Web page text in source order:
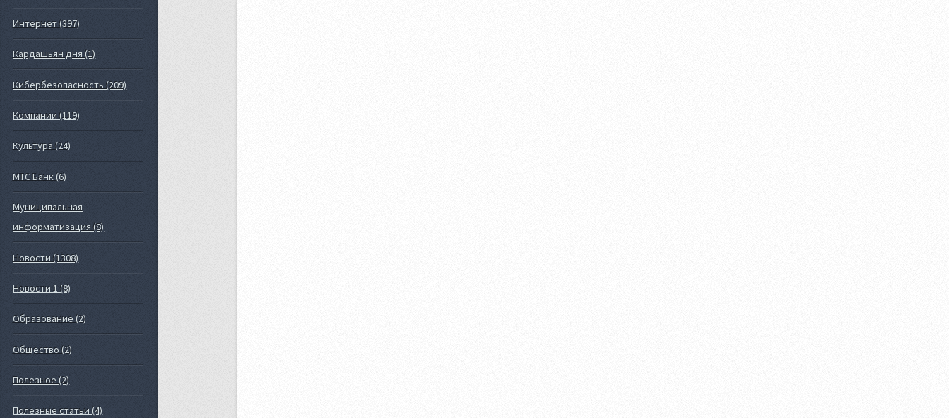
Интернет (397)
Кардашьян дня (1)
Кибербезопасность (209)
Компании (119)
Культура (24)
МТС Банк (6)
Муниципальная
информатизация (8)
Новости (1308)
Новости 1 (8)
Образование (2)
Общество (2)
Полезное (2)
Полезные статьи (4)